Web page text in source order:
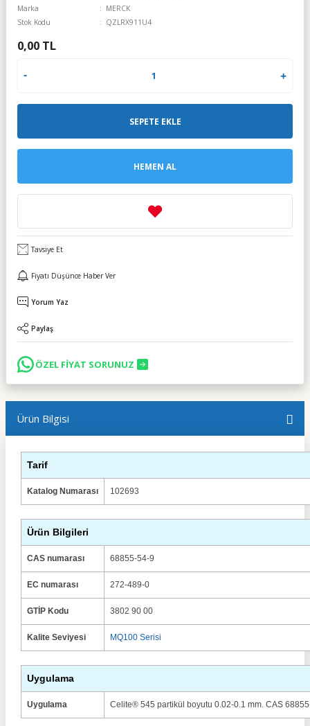
Marka
MERCK
Stok Kodu
QZLRX911U4
0,00 TL
SEPETE EKLE
HEMEN AL
Tavsiye Et
Fiyatı Düşünce Haber Ver
Yorum Yaz
Paylaş
ÖZEL FİYAT SORUNUZ
Ürün Bilgisi
Tarif
Katalog Numarası 102693
Ürün Bilgileri
CAS numarası 68855-54-9
EC numarası 272-489-0
GTİP Kodu 3802 90 00
Kalite Seviyesi MQ100 Serisi
Uygulama
Uygulama Celite® 545 partikül boyutu 0.02-0.1 mm. CAS